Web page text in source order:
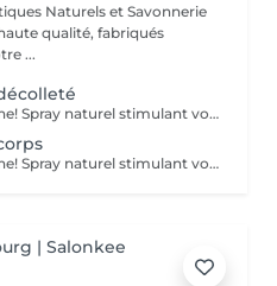
qualité, fabriqués
...
Ayez en tout temps bonne mine! Spray naturel stimulant votre propre mélanine. Résultat toujours naturel. Soin prodigué sur peau propre et démaquillée. La première pose restera 48 h, puis renouvelée rapidement restera 1 semaine. Mettre des vêtements légers et de préférence foncée, pour éviter le frottement. Soin bio et naturel. En plus d'avoir bonne mince, c'est une magnifique soin: Soin Ultra Lissant : Soin Lissant + un actif ultra-lissant visant à estomper les rides et les cernes s'il est pratiqué régulièrement. Principes actifs d'origine végétale : Colza, Blé, Maïs, Soja, Betterave, Avoine et Souchet. Soin Vegan, sans OGM, sans dérivé d'origine animale, sans alcool, sans parfum, sans parabène. Abonnements: visage et décolleté 5x pour 80.- / 1 séance offerte Abonnement visage et corps 5x pour 200.- / 1 séance offerte
Ayez en tout temps bonne mine! Spray naturel stimulant votre propre mélanine. Résultat toujours naturel. Soin prodigué sur peau propre et démaquillée. La première pose restera 48 h, puis renouvelée rapidement restera 1 semaine. Mettre des vêtements légers et de préférence foncée, pour éviter le frottement. Soin bio et naturel. En plus d'avoir bonne mince, c'est une magnifique soin: Soin Ultra Lissant : Soin Lissant + un actif ultra-lissant visant à estomper les rides et les cernes s'il est pratiqué régulièrement. Principes actifs d'origine végétale : Colza, Blé, Maïs, Soja, Betterave, Avoine et Souchet. Soin Vegan, sans OGM, sans dérivé d'origine animale, sans alcool, sans parfum, sans parabène. Abonnements: visage et décolleté 5x pour 80.- / 1 séance offerte Abonnement visage et corps 5x pour 200.- / 1 séance offerte